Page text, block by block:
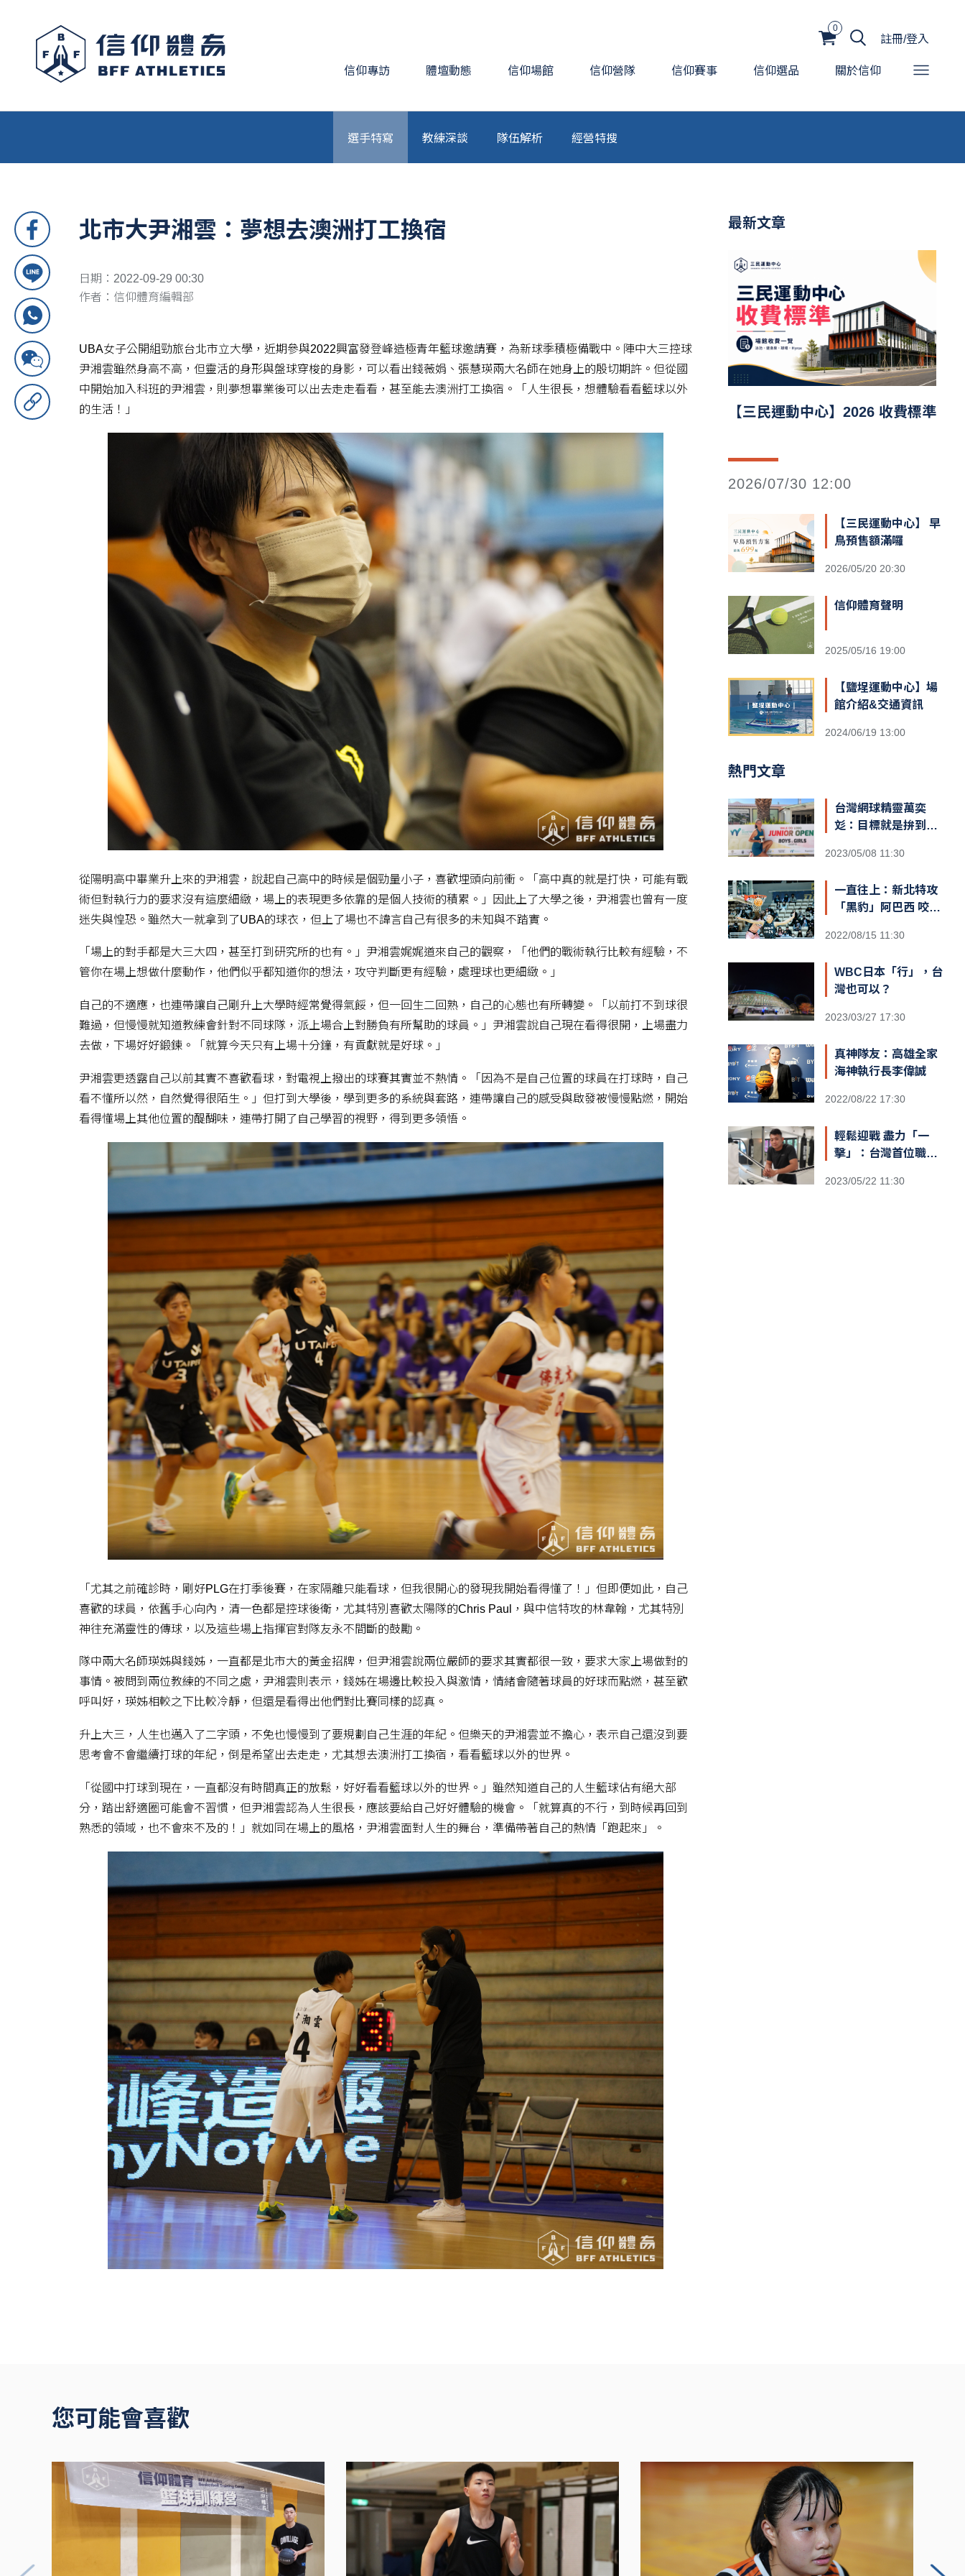
0
註冊/登入
信仰專訪 體壇動態 信仰場館 信仰營隊 信仰賽事 信仰選品 關於信仰
選手特寫 教練深談 隊伍解析 經營特搜
北市大尹湘雲：夢想去澳洲打工換宿
日期：2022-09-29 00:30
作者：信仰體育編輯部
UBA女子公開組勁旅台北市立大學，近期參與2022興富發登峰造極青年籃球邀請賽，為新球季積極備戰中。陣中大三控球
尹湘雲雖然身高不高，但靈活的身形與盤球穿梭的身影，可以看出錢薇娟、張慧瑛兩大名師在她身上的殷切期許。但從國
中開始加入科班的尹湘雲，則夢想畢業後可以出去走走看看，甚至能去澳洲打工換宿。「人生很長，想體驗看看籃球以外
的生活！」
從陽明高中畢業升上來的尹湘雲，說起自己高中的時候是個勁量小子，喜歡埋頭向前衝。「高中真的就是打快，可能有戰
術但對執行力的要求沒有這麼細緻，場上的表現更多依靠的是個人技術的積累。」因此上了大學之後，尹湘雲也曾有一度
迷失與惶恐。雖然大一就拿到了UBA的球衣，但上了場也不諱言自己有很多的未知與不踏實。
「場上的對手都是大三大四，甚至打到研究所的也有。」尹湘雲娓娓道來自己的觀察，「他們的戰術執行比較有經驗，不
管你在場上想做什麼動作，他們似乎都知道你的想法，攻守判斷更有經驗，處理球也更細緻。」
自己的不適應，也連帶讓自己剛升上大學時經常覺得氣餒，但一回生二回熟，自己的心態也有所轉變。「以前打不到球很
難過，但慢慢就知道教練會針對不同球隊，派上場合上對勝負有所幫助的球員。」尹湘雲說自己現在看得很開，上場盡力
去做，下場好好鍛鍊。「就算今天只有上場十分鐘，有貢獻就是好球。」
尹湘雲更透露自己以前其實不喜歡看球，對電視上撥出的球賽其實並不熱情。「因為不是自己位置的球員在打球時，自己
看不懂所以然，自然覺得很陌生。」但打到大學後，學到更多的系統與套路，連帶讓自己的感受與啟發被慢慢點燃，開始
看得懂場上其他位置的醍醐味，連帶打開了自己學習的視野，得到更多領悟。
「尤其之前確診時，剛好PLG在打季後賽，在家隔離只能看球，但我很開心的發現我開始看得懂了！」但即便如此，自己
喜歡的球員，依舊手心向內，清一色都是控球後衛，尤其特別喜歡太陽隊的Chris Paul，與中信特攻的林韋翰，尤其特別
神往充滿靈性的傳球，以及這些場上指揮官對隊友永不間斷的鼓勵。
隊中兩大名師瑛姊與錢姊，一直都是北市大的黃金招牌，但尹湘雲說兩位嚴師的要求其實都很一致，要求大家上場做對的
事情。被問到兩位教練的不同之處，尹湘雲則表示，錢姊在場邊比較投入與激情，情緒會隨著球員的好球而點燃，甚至歡
呼叫好，瑛姊相較之下比較冷靜，但還是看得出他們對比賽同樣的認真。
升上大三，人生也邁入了二字頭，不免也慢慢到了要規劃自己生涯的年紀。但樂天的尹湘雲並不擔心，表示自己還沒到要
思考會不會繼續打球的年紀，倒是希望出去走走，尤其想去澳洲打工換宿，看看籃球以外的世界。
「從國中打球到現在，一直都沒有時間真正的放鬆，好好看看籃球以外的世界。」雖然知道自己的人生籃球佔有絕大部
分，踏出舒適圈可能會不習慣，但尹湘雲認為人生很長，應該要給自己好好體驗的機會。「就算真的不行，到時候再回到
熟悉的領域，也不會來不及的！」就如同在場上的風格，尹湘雲面對人生的舞台，準備帶著自己的熱情「跑起來」。
最新文章
【三民運動中心】2026 收費標準
2026/07/30 12:00
【三民運動中心】 早
鳥預售額滿囉
2026/05/20 20:30
信仰體育聲明
2025/05/16 19:00
【鹽埕運動中心】場
館介紹&交通資訊
2024/06/19 13:00
熱門文章
台灣網球精靈萬奕
彣：目標就是拚到世
2023/05/08 11:30
一直往上：新北特攻
「黑豹」阿巴西 咬定
2022/08/15 11:30
WBC日本「行」，台
灣也可以？
2023/03/27 17:30
真神隊友：高雄全家
海神執行長李偉誠
2022/08/22 17:30
輕鬆迎戰 盡力「一
擊」：台灣首位職業
2023/05/22 11:30
您可能會喜歡